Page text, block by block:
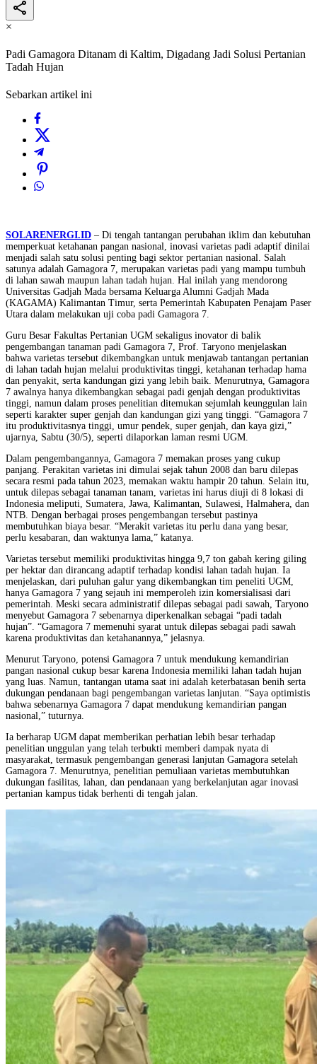
×
Padi Gamagora Ditanam di Kaltim, Digadang Jadi Solusi Pertanian
Tadah Hujan
Sebarkan artikel ini
SOLARENERGI.ID – Di tengah tantangan perubahan iklim dan kebutuhan
memperkuat ketahanan pangan nasional, inovasi varietas padi adaptif dinilai
menjadi salah satu solusi penting bagi sektor pertanian nasional. Salah
satunya adalah Gamagora 7, merupakan varietas padi yang mampu tumbuh
di lahan sawah maupun lahan tadah hujan. Hal inilah yang mendorong
Universitas Gadjah Mada bersama Keluarga Alumni Gadjah Mada
(KAGAMA) Kalimantan Timur, serta Pemerintah Kabupaten Penajam Paser
Utara dalam melakukan uji coba padi Gamagora 7.
Guru Besar Fakultas Pertanian UGM sekaligus inovator di balik
pengembangan tanaman padi Gamagora 7, Prof. Taryono menjelaskan
bahwa varietas tersebut dikembangkan untuk menjawab tantangan pertanian
di lahan tadah hujan melalui produktivitas tinggi, ketahanan terhadap hama
dan penyakit, serta kandungan gizi yang lebih baik. Menurutnya, Gamagora
7 awalnya hanya dikembangkan sebagai padi genjah dengan produktivitas
tinggi, namun dalam proses penelitian ditemukan sejumlah keunggulan lain
seperti karakter super genjah dan kandungan gizi yang tinggi. “Gamagora 7
itu produktivitasnya tinggi, umur pendek, super genjah, dan kaya gizi,”
ujarnya, Sabtu (30/5), seperti dilaporkan laman resmi UGM.
Dalam pengembangannya, Gamagora 7 memakan proses yang cukup
panjang. Perakitan varietas ini dimulai sejak tahun 2008 dan baru dilepas
secara resmi pada tahun 2023, memakan waktu hampir 20 tahun. Selain itu,
untuk dilepas sebagai tanaman tanam, varietas ini harus diuji di 8 lokasi di
Indonesia meliputi, Sumatera, Jawa, Kalimantan, Sulawesi, Halmahera, dan
NTB. Dengan berbagai proses pengembangan tersebut pastinya
membutuhkan biaya besar. “Merakit varietas itu perlu dana yang besar,
perlu kesabaran, dan waktunya lama,” katanya.
Varietas tersebut memiliki produktivitas hingga 9,7 ton gabah kering giling
per hektar dan dirancang adaptif terhadap kondisi lahan tadah hujan. Ia
menjelaskan, dari puluhan galur yang dikembangkan tim peneliti UGM,
hanya Gamagora 7 yang sejauh ini memperoleh izin komersialisasi dari
pemerintah. Meski secara administratif dilepas sebagai padi sawah, Taryono
menyebut Gamagora 7 sebenarnya diperkenalkan sebagai “padi tadah
hujan”. “Gamagora 7 memenuhi syarat untuk dilepas sebagai padi sawah
karena produktivitas dan ketahanannya,” jelasnya.
Menurut Taryono, potensi Gamagora 7 untuk mendukung kemandirian
pangan nasional cukup besar karena Indonesia memiliki lahan tadah hujan
yang luas. Namun, tantangan utama saat ini adalah keterbatasan benih serta
dukungan pendanaan bagi pengembangan varietas lanjutan. “Saya optimistis
bahwa sebenarnya Gamagora 7 dapat mendukung kemandirian pangan
nasional,” tuturnya.
Ia berharap UGM dapat memberikan perhatian lebih besar terhadap
penelitian unggulan yang telah terbukti memberi dampak nyata di
masyarakat, termasuk pengembangan generasi lanjutan Gamagora setelah
Gamagora 7. Menurutnya, penelitian pemuliaan varietas membutuhkan
dukungan fasilitas, lahan, dan pendanaan yang berkelanjutan agar inovasi
pertanian kampus tidak berhenti di tengah jalan.